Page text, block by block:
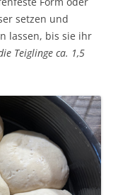
setzen und
lassen, bis sie ihr
Teiglinge ca. 1,5